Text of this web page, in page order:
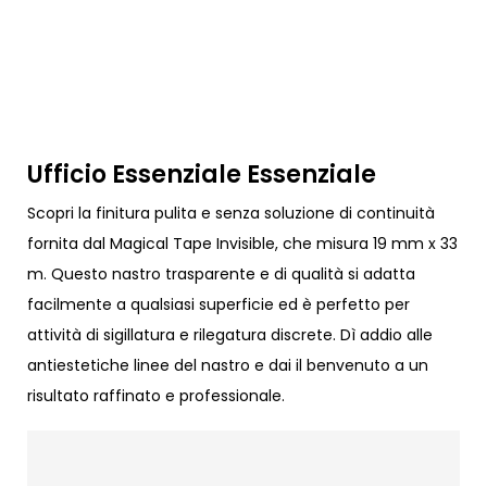
Ufficio Essenziale Essenziale
Scopri la finitura pulita e senza soluzione di continuità
fornita dal Magical Tape Invisible, che misura 19 mm x 33
m. Questo nastro trasparente e di qualità si adatta
facilmente a qualsiasi superficie ed è perfetto per
attività di sigillatura e rilegatura discrete. Dì addio alle
antiestetiche linee del nastro e dai il benvenuto a un
risultato raffinato e professionale.